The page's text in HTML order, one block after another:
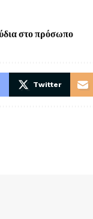
στο πρόσωπο
Twitter